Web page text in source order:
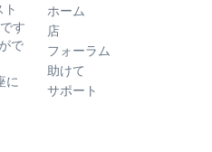
す
で
に
ホーム
店
フォーラム
助けて
サポート